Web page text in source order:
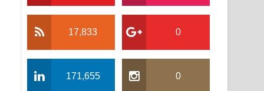
17,833 0
171,655 0